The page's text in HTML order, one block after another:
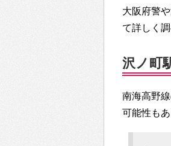
大阪府警
て詳しく調
沢ノ町
南海高野
可能性も